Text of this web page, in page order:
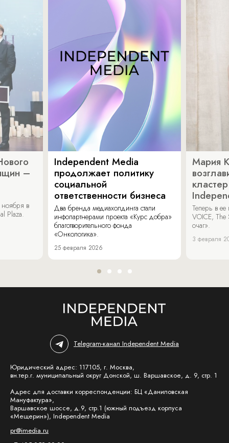
–
ноября в
Plaza.
Independent Media
продолжает политику
социальной
ответственности бизнеса
Два бренда медиахолдинга стали
инфопартнерами проекта «Курс добра»
благотворительного фонда
«Онкологика».
25 февраля 2026
Мария
Теперь в
VOICE,
очаг».
3 февраля
Telegram-канал Independent Media
Юридический адрес: 117105, г. Москва,
вн.тер.г. муниципальный округ Донской, ш. Варшавское, д. 9, стр. 1
Адрес для доставки корреспонденции: БЦ «Даниловская
Мануфактура»,
Варшавское шоссе, д.9, стр.1 (южный подъезд корпуса
«Мещерин»), Independent Media
pr@imedia.ru